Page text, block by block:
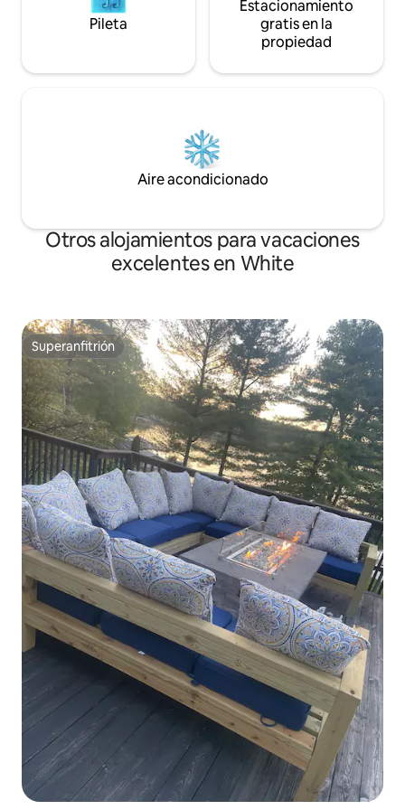
Pileta
Estacionamiento
gratis en la
propiedad
Aire acondicionado
Otros alojamientos para vacaciones
excelentes en White
Superanfitrión
Superanfitrión